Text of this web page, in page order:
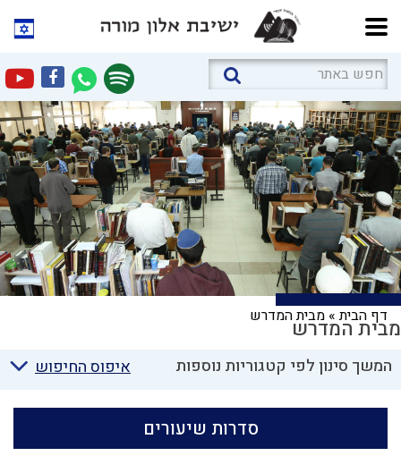
דף הבית» מבית המדרשמבית המדרש
איפוס החיפוש המשך סינון לפי קטגוריות נוספות
סדרות שיעורים